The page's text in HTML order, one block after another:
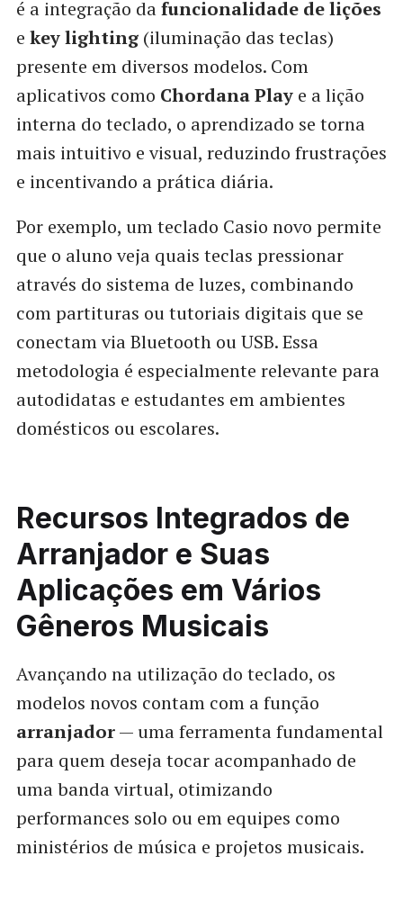
é a integração dafuncionalidade de lições
e key lighting(iluminação das teclas)
presente em diversos modelos. Com
aplicativos como Chordana Playe a lição
interna do teclado, o aprendizado se torna
mais intuitivo e visual, reduzindo frustrações
e incentivando a prática diária.
Por exemplo, um teclado Casio novo permite
que o aluno veja quais teclas pressionar
através do sistema de luzes, combinando
com partituras ou tutoriais digitais que se
conectam via Bluetooth ou USB. Essa
metodologia é especialmente relevante para
autodidatas e estudantes em ambientes
domésticos ou escolares.
Recursos Integrados de
Arranjador e Suas
Aplicações em Vários
Gêneros Musicais
Avançando na utilização do teclado, os
modelos novos contam com a função
arranjador— uma ferramenta fundamental
para quem deseja tocar acompanhado de
uma banda virtual, otimizando
performances solo ou em equipes como
ministérios de música e projetos musicais.